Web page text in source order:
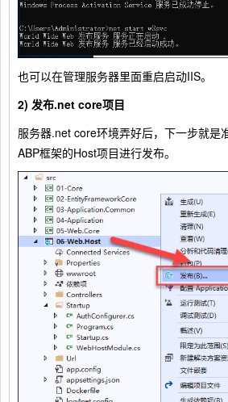
也可以在管理服务器里面重启启动IIS。
2) 发布.net core项目
服务器.net core环境弄好后，下一步就是
ABP框架的Host项目进行发布。